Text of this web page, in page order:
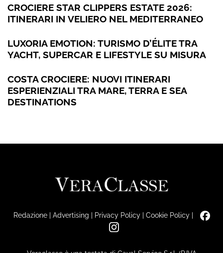
CROCIERE STAR CLIPPERS ESTATE 2026:
ITINERARI IN VELIERO NEL MEDITERRANEO
LUXORIA EMOTION: TURISMO D’ÉLITE TRA
YACHT, SUPERCAR E LIFESTYLE SU MISURA
COSTA CROCIERE: NUOVI ITINERARI
ESPERIENZIALI TRA MARE, TERRA E SEA
DESTINATIONS
Redazione| Advertising | Privacy Policy| Cookie Policy|